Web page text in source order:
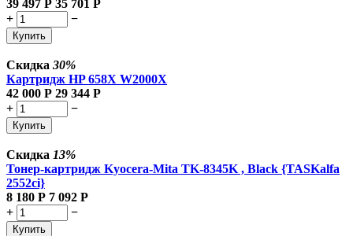
39 497 Р 35 701 Р
+
−
Купить
Скидка 30%
Картридж HP 658X W2000X
42 000 Р 29 344 Р
+
−
Купить
Скидка 13%
Тонер-картридж Kyocera-Mita TK-8345K , Black {TASKalfa
2552ci}
8 180 Р 7 092 Р
+
−
Купить